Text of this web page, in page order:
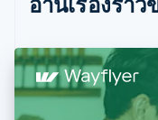
日本語English
ไทย
ไทยEnglish
นอร์เวย์